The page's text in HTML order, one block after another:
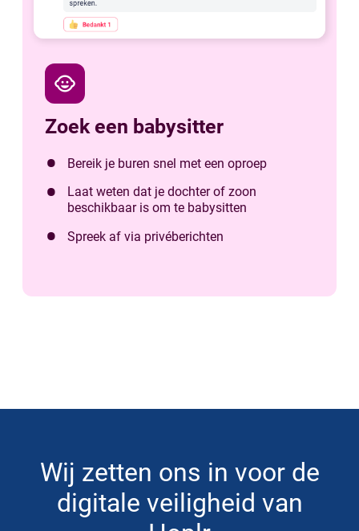
child_care
Zoek een babysitter
Bereik je buren snel met een oproep
Laat weten dat je dochter of zoon
beschikbaar is om te babysitten
Spreek af via privéberichten
Wij zetten ons in voor de
digitale veiligheid van